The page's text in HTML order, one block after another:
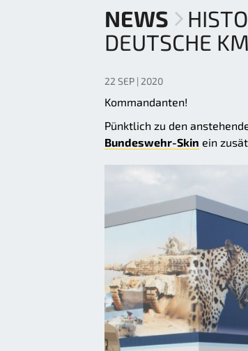
NEWS
DEUTSCHE
22 SEP | 2020
Kommandanten!
Pünktlich zu den
Bundeswehr-Skin ein